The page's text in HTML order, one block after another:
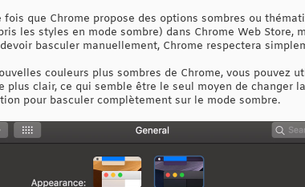
que Chrome propose des options sombres ou
les styles en mode sombre) dans Chrome Web
basculer manuellement, Chrome respectera
couleurs plus sombres de Chrome, vous pouvez
clair, ce qui semble être le seul moyen de changer
pour basculer complètement sur le mode sombre.